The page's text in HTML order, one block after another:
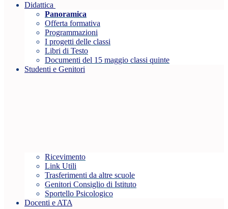
Didattica
Panoramica
Offerta formativa
Programmazioni
I progetti delle classi
Libri di Testo
Documenti del 15 maggio classi quinte
Studenti e Genitori
Ricevimento
Link Utili
Trasferimenti da altre scuole
Genitori Consiglio di Istituto
Sportello Psicologico
Docenti e ATA